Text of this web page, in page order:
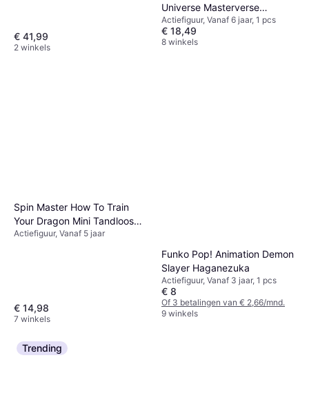
€ 41,99
2 winkels
Universe Masterverse
Revelation Skelegod
Actiefiguur, Vanaf 6 jaar, 1 pcs
€ 18,49
8 winkels
Spin Master How To Train
Your Dragon Mini Tandloos
Interactieve Draak
Actiefiguur, Vanaf 5 jaar
€ 14,98
7 winkels
Funko Pop! Animation Demon
Slayer Haganezuka
Actiefiguur, Vanaf 3 jaar, 1 pcs
€ 8
Of 3 betalingen van € 2,66/mnd.
9 winkels
Trending